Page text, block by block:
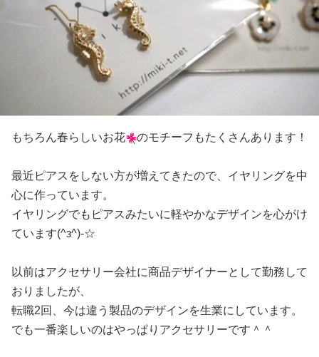
もちろん春らしいお花 のモチーフもたくさんあります！
最近ピアスをしない方が増えてきたので、イヤリングを中
心に作っています。
イヤリングでもピアスみたいに軽やかなデザインを心がけ
ています(^з^)-☆
以前はアクセサリー会社に商品デザイナーとして勤務して
おりましたが、
転職2回、今は違う製品のデザインを生業にしています。
でも一番楽しいのはやっぱりアクセサリーです＾＾